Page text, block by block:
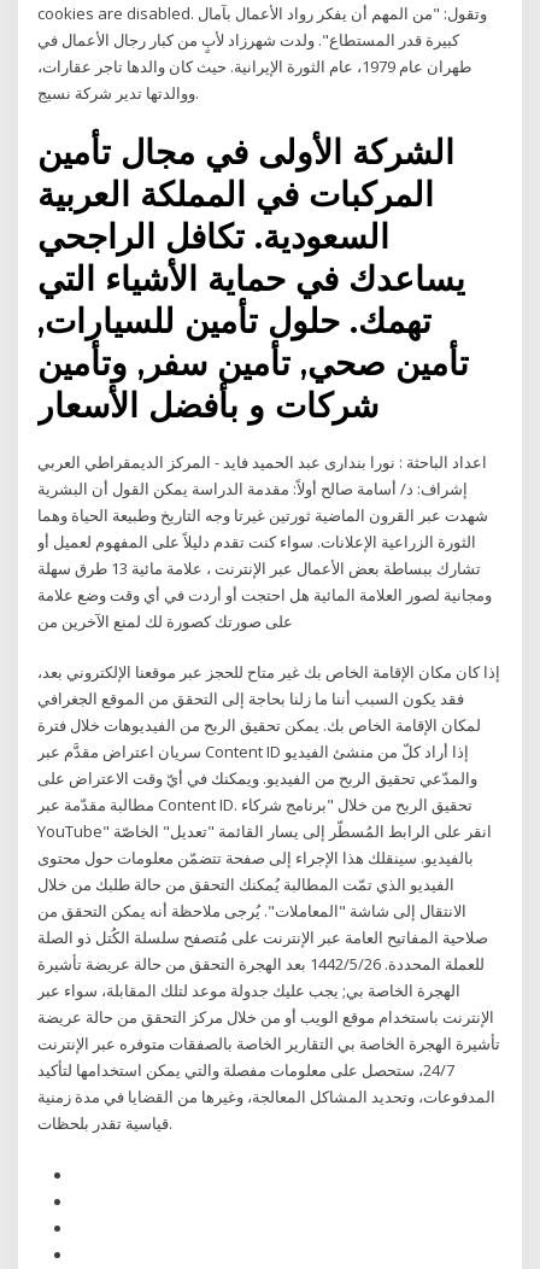
cookies are disabled. وتقول: "من المهم أن يفكر رواد الأعمال بآمال
كبيرة قدر المستطاع". ولدت شهرزاد لأبٍ من كبار رجال الأعمال في
طهران عام 1979، عام الثورة الإيرانية. حيث كان والدها تاجر عقارات،
ووالدتها تدير شركة نسيج.
الشركة الأولى في مجال تأمين
المركبات في المملكة العربية
السعودية. تكافل الراجحي
يساعدك في حماية الأشياء التي
تهمك. حلول تأمين للسيارات,
تأمين صحي, تأمين سفر, وتأمين
شركات و بأفضل الأسعار
اعداد الباحثة : نورا بندارى عبد الحميد فايد - المركز الديمقراطي العربي
إشراف: د/ أسامة صالح أولاً: مقدمة الدراسة يمكن القول أن البشرية
شهدت عبر القرون الماضية ثورتين غيرتا وجه التاريخ وطبيعة الحياة وهما
الثورة الزراعية الإعلانات. سواء كنت تقدم دليلاً على المفهوم لعميل أو
تشارك ببساطة بعض الأعمال عبر الإنترنت ، علامة مائية 13 طرق سهلة
ومجانية لصور العلامة المائية هل احتجت أو أردت في أي وقت وضع علامة
على صورتك كصورة لك لمنع الآخرين من
إذا كان مكان الإقامة الخاص بك غير متاح للحجز عبر موقعنا الإلكتروني بعد،
فقد يكون السبب أننا ما زلنا بحاجة إلى التحقق من الموقع الجغرافي
لمكان الإقامة الخاص بك. يمكن تحقيق الربح من الفيديوهات خلال فترة
سريان اعتراض مقدَّم عبر Content ID إذا أراد كلّ من منشئ الفيديو
والمدّعي تحقيق الربح من الفيديو. ويمكنك في أيّ وقت الاعتراض على
مطالبة مقدّمة عبر Content ID. تحقيق الربح من خلال "برنامج شركاء
YouTube" انقر على الرابط المُسطّر إلى يسار القائمة "تعديل" الخاصّة
بالفيديو. سينقلك هذا الإجراء إلى صفحة تتضمّن معلومات حول محتوى
الفيديو الذي تمّت المطالبة يُمكنك التحقق من حالة طلبك من خلال
الانتقال إلى شاشة "المعاملات". يُرجى ملاحظة أنه يمكن التحقق من
صلاحية المفاتيح العامة عبر الإنترنت على مُتصفح سلسلة الكُتل ذو الصلة
للعملة المحددة. 26‏‏/5‏‏/1442 بعد الهجرة التحقق من حالة عريضة تأشيرة
الهجرة الخاصة بي; يجب عليك جدولة موعد لتلك المقابلة، سواء عبر
الإنترنت باستخدام موقع الويب أو من خلال مركز التحقق من حالة عريضة
تأشيرة الهجرة الخاصة بي التقارير الخاصة بالصفقات متوفره عبر الإنترنت
24/7، ستحصل على معلومات مفصلة والتي يمكن استخدامها لتأكيد
المدفوعات، وتحديد المشاكل المعالجة، وغيرها من القضايا في مدة زمنية
قياسية تقدر بلحظات.